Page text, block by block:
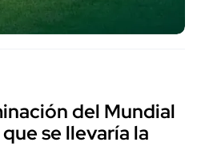
del Mundial
se llevaría la